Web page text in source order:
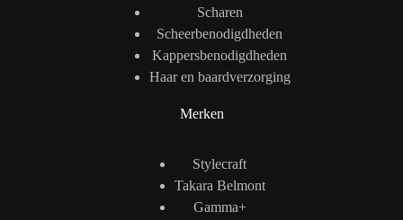
Scharen
Scheerbenodigdheden
Kappersbenodigdheden
Haar en baardverzorging
Merken
Stylecraft
Takara Belmont
Gamma+